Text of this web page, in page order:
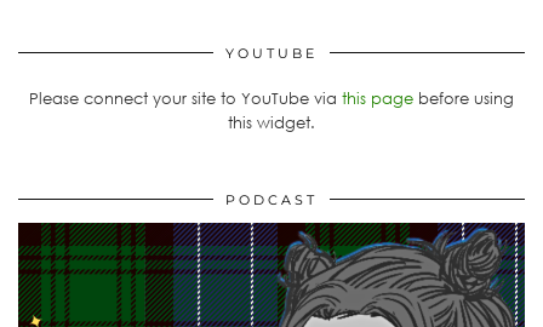
YOUTUBE
Please connect your site to YouTube via this page before using
this widget.
PODCAST